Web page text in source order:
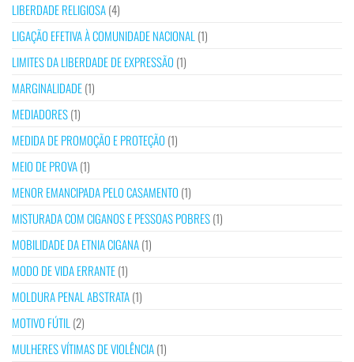
LIBERDADE RELIGIOSA(4)
LIGAÇÃO EFETIVA À COMUNIDADE NACIONAL (1)
LIMITES DA LIBERDADE DE EXPRESSÃO (1)
MARGINALIDADE(1)
MEDIADORES(1)
MEDIDA DE PROMOÇÃO E PROTEÇÃO (1)
MEIO DE PROVA(1)
MENOR EMANCIPADA PELO CASAMENTO (1)
MISTURADA COM CIGANOS E PESSOAS POBRES(1)
MOBILIDADE DA ETNIA CIGANA(1)
MODO DE VIDA ERRANTE(1)
MOLDURA PENAL ABSTRATA(1)
MOTIVO FÚTIL (2)
MULHERES VÍTIMAS DE VIOLÊNCIA(1)